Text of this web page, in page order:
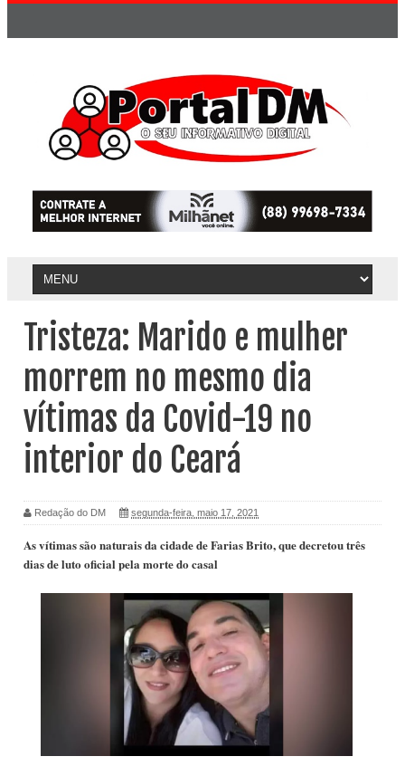
Tristeza: Marido e mulher
morrem no mesmo dia
vítimas da Covid-19 no
interior do Ceará
Redação do DM segunda-feira, maio 17, 2021
As vítimas são naturais da cidade de Farias Brito, que decretou três
dias de luto oficial pela morte do casal